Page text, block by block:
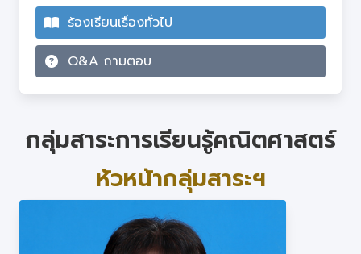
ร้องเรียนเรื่องทั่วไป
Q&A ถามตอบ
กลุ่มสาระการเรียนรู้คณิตศาสตร์
หัวหน้ากลุ่มสาระฯ